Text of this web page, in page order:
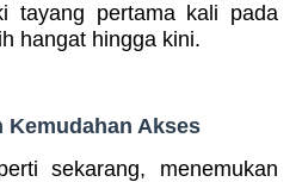
tayang pertama kali pada
hangat hingga kini.
Kemudahan Akses
sekarang, menemukan